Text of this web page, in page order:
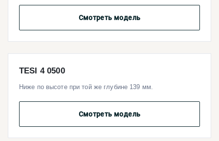
Смотреть модель
TESI 4 0500
Ниже по высоте при той же глубине 139 мм.
Смотреть модель